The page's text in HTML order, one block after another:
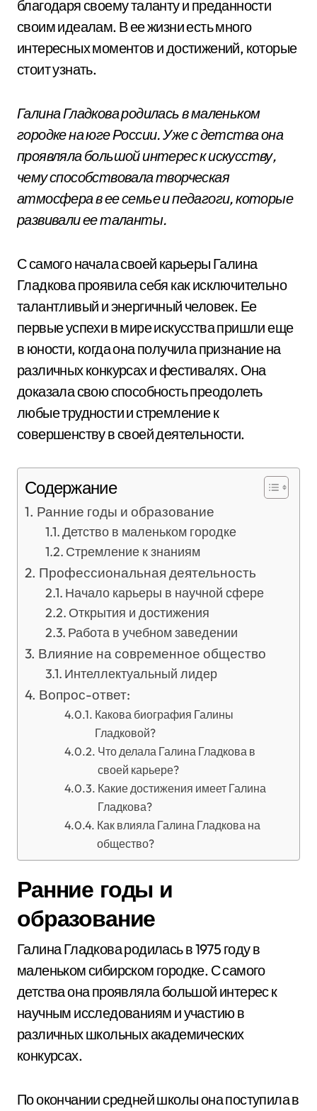
благодаря своему таланту и преданности
своим идеалам. В ее жизни есть много
интересных моментов и достижений, которые
стоит узнать.
Галина Гладкова родилась в маленьком
городке на юге России. Уже с детства она
проявляла большой интерес к искусству,
чему способствовала творческая
атмосфера в ее семье и педагоги, которые
развивали ее таланты.
С самого начала своей карьеры Галина
Гладкова проявила себя как исключительно
талантливый и энергичный человек. Ее
первые успехи в мире искусства пришли еще
в юности, когда она получила признание на
различных конкурсах и фестивалях. Она
доказала свою способность преодолеть
любые трудности и стремление к
совершенству в своей деятельности.
Содержание
Ранние годы и образование
Детство в маленьком городке
Стремление к знаниям
Профессиональная деятельность
Начало карьеры в научной сфере
Открытия и достижения
Работа в учебном заведении
Влияние на современное общество
Интеллектуальный лидер
Вопрос-ответ:
Какова биография Галины
Гладковой?
Что делала Галина Гладкова в
своей карьере?
Какие достижения имеет Галина
Гладкова?
Как влияла Галина Гладкова на
общество?
Ранние годы и
образование
Галина Гладкова родилась в 1975 году в
маленьком сибирском городке. С самого
детства она проявляла большой интерес к
научным исследованиям и участию в
различных школьных академических
конкурсах.
По окончании средней школы она поступила в